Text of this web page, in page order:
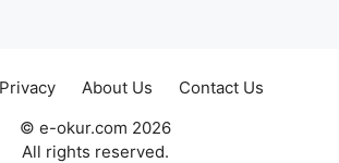
Privacy About Us
Contact Us
© e-okur.com 2026
All rights reserved.